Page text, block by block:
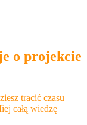
o projekcie
tracić czasu
całą wiedzę